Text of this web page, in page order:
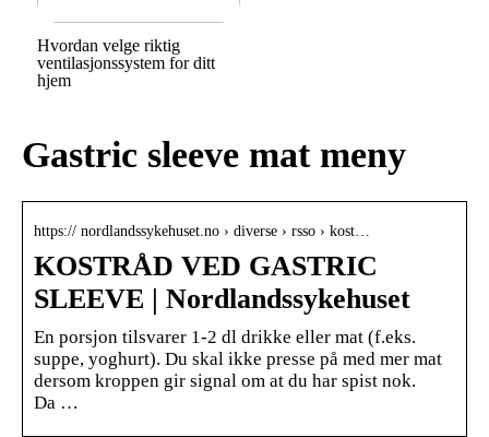
Hvordan velge riktig
ventilasjonssystem for ditt
hjem
Gastric sleeve mat meny
https:// nordlandssykehuset.no › diverse › rsso › kost…
KOSTRÅD VED GASTRIC
SLEEVE | Nordlandssykehuset
En porsjon tilsvarer 1-2 dl drikke eller mat (f.eks.
suppe, yoghurt). Du skal ikke presse på med mer mat
dersom kroppen gir signal om at du har spist nok.
Da …